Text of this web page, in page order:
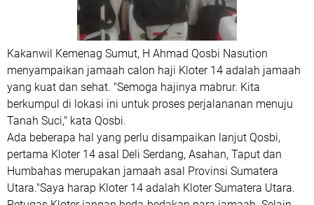
Kakanwil Kemenag Sumut, H Ahmad Qosbi Nasution
menyampaikan jamaah calon haji Kloter 14 adalah jamaah
yang kuat dan sehat. "Semoga hajinya mabrur. Kita
berkumpul di lokasi ini untuk proses perjalananan menuju
Tanah Suci," kata Qosbi.
Ada beberapa hal yang perlu disampaikan lanjut Qosbi,
pertama Kloter 14 asal Deli Serdang, Asahan, Taput dan
Humbahas merupakan jamaah asal Provinsi Sumatera
Utara."Saya harap Kloter 14 adalah Kloter Sumatera Utara.